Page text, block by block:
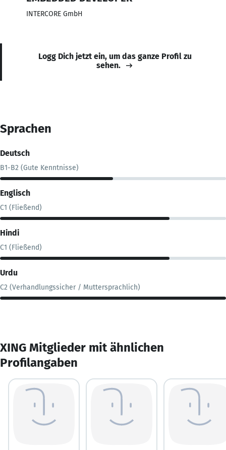
INTERCORE GmbH
Logg Dich jetzt ein, um das ganze Profil zu
sehen.
Sprachen
Deutsch
B1-B2 (Gute Kenntnisse)
Englisch
C1 (Fließend)
Hindi
C1 (Fließend)
Urdu
C2 (Verhandlungssicher / Muttersprachlich)
XING Mitglieder mit ähnlichen
Profilangaben